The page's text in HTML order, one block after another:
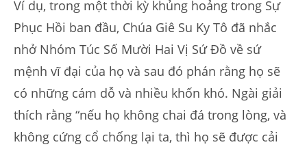
Ví dụ, trong một thời kỳ khủng hoảng trong Sự
Phục Hồi ban đầu, Chúa Giê Su Ky Tô đã nhắc
nhở Nhóm Túc Số Mười Hai Vị Sứ Đồ về sứ
mệnh vĩ đại của họ và sau đó phán rằng họ sẽ
có những cám dỗ và nhiều khốn khó. Ngài giải
thích rằng “nếu họ không chai đá trong lòng, và
không cứng cổ chống lại ta, thì họ sẽ được cải